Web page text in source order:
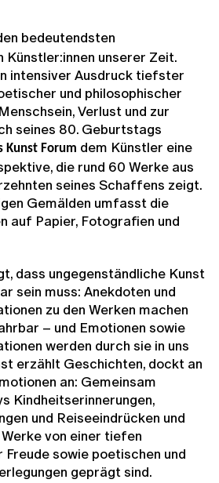
bedeutendsten
Künstler:innen unserer Zeit.
intensiver Ausdruck tiefster
und philosophischer
Verlust und zur
seines 80. Geburtstags
Kunst Forum dem Künstler eine
die rund 60 Werke aus
seines Schaffens zeigt.
Gemälden umfasst die
auf Papier, Fotografien und
dass ungegenständliche Kunst
sein muss: Anekdoten und
zu den Werken machen
– und Emotionen sowie
werden durch sie in uns
erzählt Geschichten, dockt an
an: Gemeinsam
Kindheitserinnerungen,
und Reiseeindrücken und
von einer tiefen
sowie poetischen und
geprägt sind.